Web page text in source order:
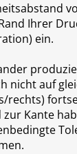
Ihrer
ein.
nicht auf
rechts)
Kante